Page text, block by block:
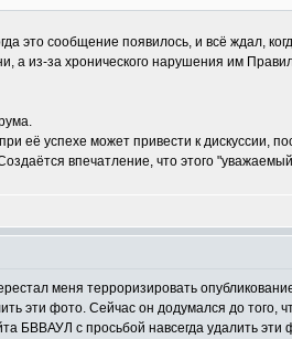
это сообщение появилось, и всё ждал,
а из-за хронического нарушения им
её успехе может привести к дискуссии,
впечатление, что этого
меня терроризировать
эти фото. Сейчас он додумался до
с просьбой навсегда удалить эти